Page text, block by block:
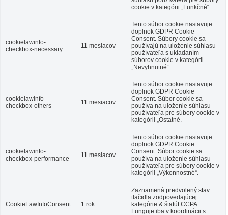
cookie v kategórii „Funkčné“.
cookielawinfo-
checkbox-necessary
11 mesiacov
Tento súbor cookie nastavuje
doplnok GDPR Cookie
Consent. Súbory cookie sa
používajú na uloženie súhlasu
používateľa s ukladaním
súborov cookie v kategórii
„Nevyhnutné“.
cookielawinfo-
checkbox-others
11 mesiacov
Tento súbor cookie nastavuje
doplnok GDPR Cookie
Consent. Súbor cookie sa
používa na uloženie súhlasu
používateľa pre súbory cookie v
kategórii „Ostatné.
cookielawinfo-
checkbox-performance
11 mesiacov
Tento súbor cookie nastavuje
doplnok GDPR Cookie
Consent. Súbor cookie sa
používa na uloženie súhlasu
používateľa pre súbory cookie v
kategórii „Výkonnostné“.
CookieLawInfoConsent 1 rok
Zaznamená predvolený stav
tlačidla zodpovedajúcej
kategórie & štatút CCPA.
Funguje iba v koordinácii s